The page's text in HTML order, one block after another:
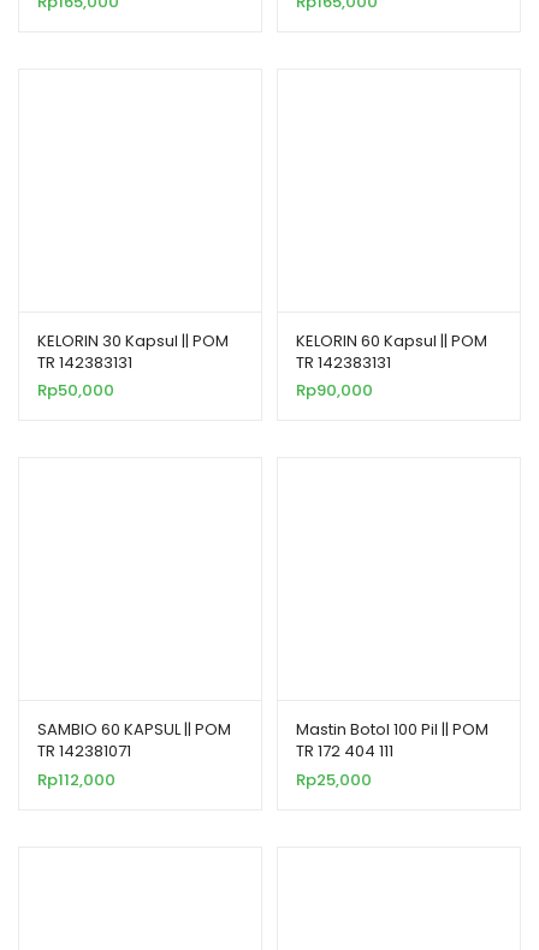
KELORIN 30 Kapsul || POM
TR 142383131
Rp50,000
KELORIN 60 Kapsul || POM
TR 142383131
Rp90,000
SAMBIO 60 KAPSUL || POM
TR 142381071
Rp112,000
Mastin Botol 100 Pil || POM
TR 172 404 111
Rp25,000